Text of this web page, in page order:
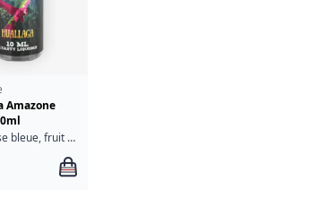
Amazone
Framboise bleue, fruit du dragon, goyave, limonade, mûre